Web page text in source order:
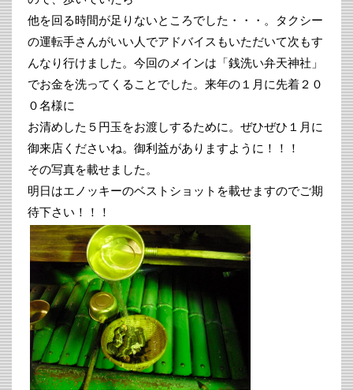
他を回る時間が足りないところでした・・・。タクシー
の運転手さんがいい人でアドバイスもいただいて次もす
んなり行けました。今回のメインは「銭洗い弁天神社」
でお金を洗ってくることでした。来年の１月に先着２０
０名様に
お清めした５円玉をお渡しするために。ぜひぜひ１月に
御来店くださいね。御利益がありますように！！！
その写真を載せました。
明日はエノッキーのベストショットを載せますのでご期
待下さい！！！